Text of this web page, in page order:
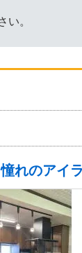
い。
れのアイ